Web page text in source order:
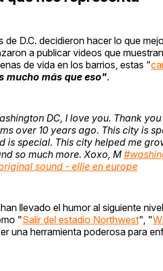
D.C. decidieron hacer lo que
a publicar videos que
de vida en los barrios, estas "
mucho más que eso".
DC, I love you. Thank
over 10 years ago. This city is
is special. This city helped me
so much more. Xoxo, M
sound - ellie en europe
llevado el humor al siguiente
"Salir del estadio Northwest", "
una herramienta poderosa para